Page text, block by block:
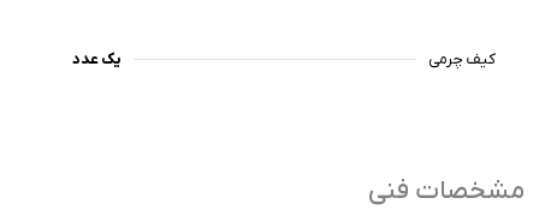
کیف چرمی یک عدد
مشخصات فنی